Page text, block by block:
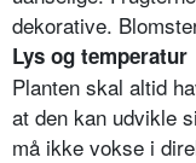
dekorative.
Lys og temperatur
Planten skal altid
at den kan udvikle
må ikke vokse i